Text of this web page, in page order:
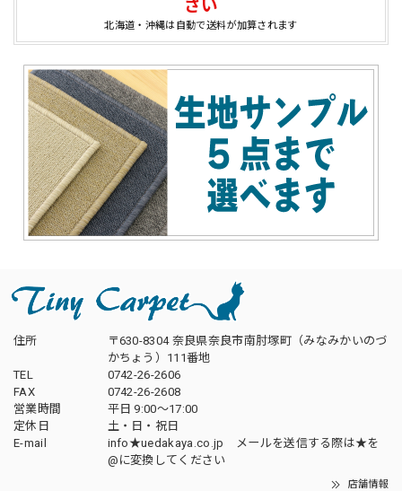
さい
北海道・沖縄は自動で送料が加算されます
住所
〒630-8304 奈良県奈良市南肘塚町（みなみかいのづ
かちょう）111番地
TEL
0742-26-2606
FAX
0742-26-2608
営業時間
平日 9:00～17:00
定休日
土・日・祝日
E-mail
info★uedakaya.co.jp メールを送信する際は★を
@に変換してください
店舗情報